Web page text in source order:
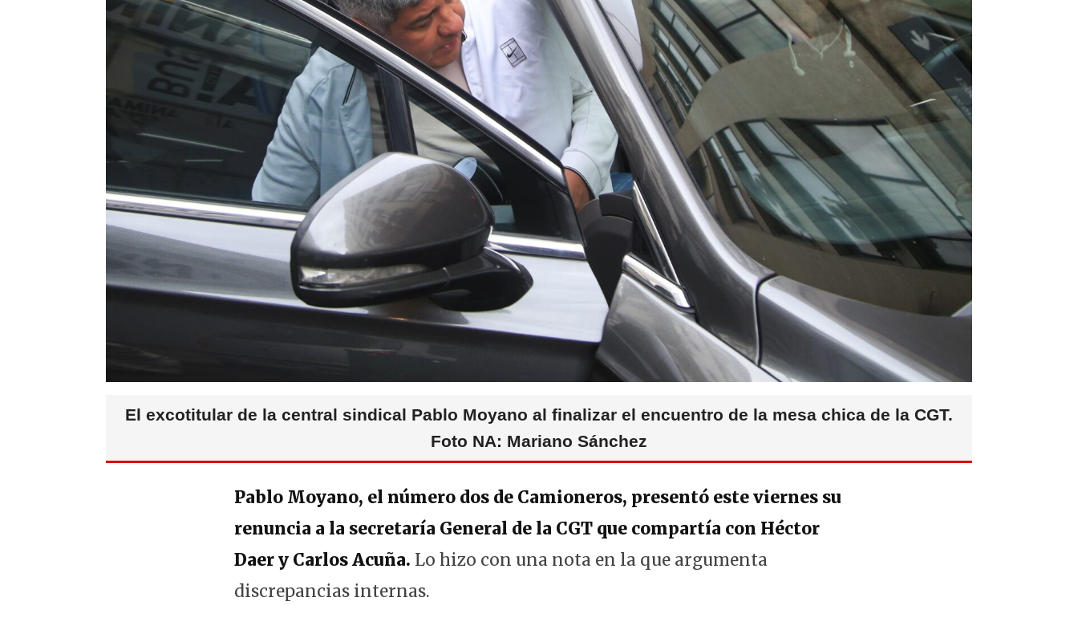
El excotitular de la central sindical Pablo Moyano al finalizar el encuentro de la mesa chica de la CGT.
Foto NA: Mariano Sánchez
Pablo Moyano, el número dos de Camioneros, presentó este viernes su
renuncia a la secretaría General de la CGT que compartía con Héctor
Daer y Carlos Acuña. Lo hizo con una nota en la que argumenta
discrepancias internas.